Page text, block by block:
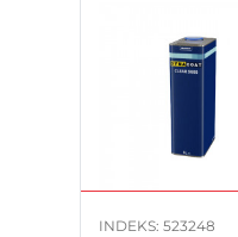
INDEKS: 523248